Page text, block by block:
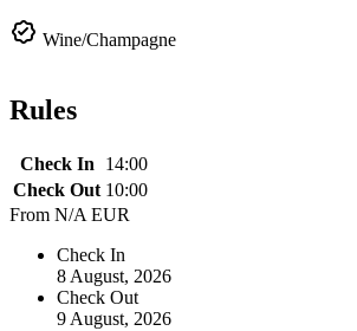
Wine/Champagne
Rules
Check In
14:00
Check Out 10:00
From N/A EUR
Check In
8 August, 2026
Check Out
9 August, 2026